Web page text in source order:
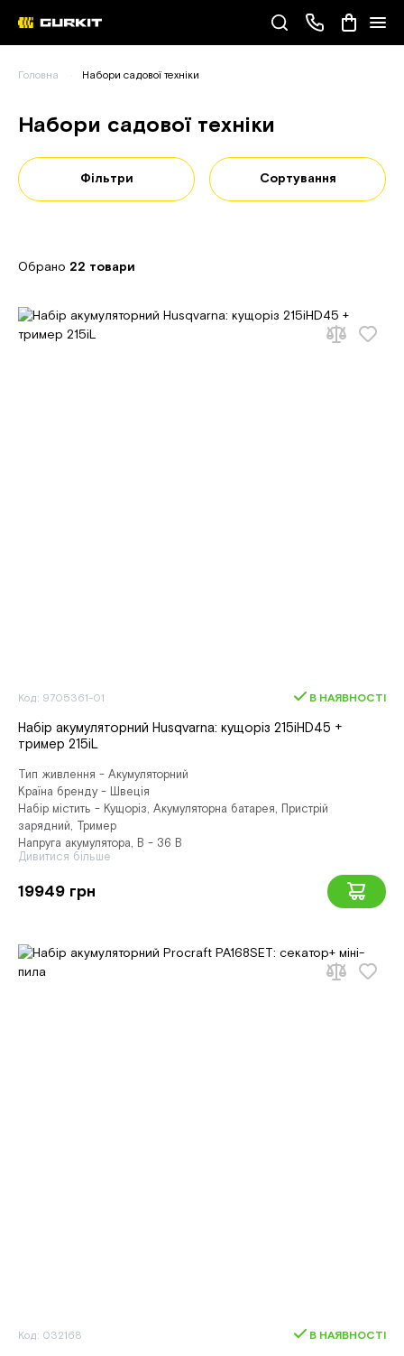
(093) 343-55-55
Головна Набори садової техніки
Набори садової техніки
Фільтри Сортування
Обрано 22 товари
Код: 9705361-01 В НАЯВНОСТІ
Набір акумуляторний Husqvarna: кущоріз 215iHD45 +
тример 215iL
Тип живлення - Акумуляторний
Країна бренду - Швеція
Набір містить - Кущоріз, Акумуляторна батарея, Пристрій
зарядний, Тример
Напруга акумулятора, В - 36 В
Дивитися більше
19949 грн
Код: 032168 В НАЯВНОСТІ